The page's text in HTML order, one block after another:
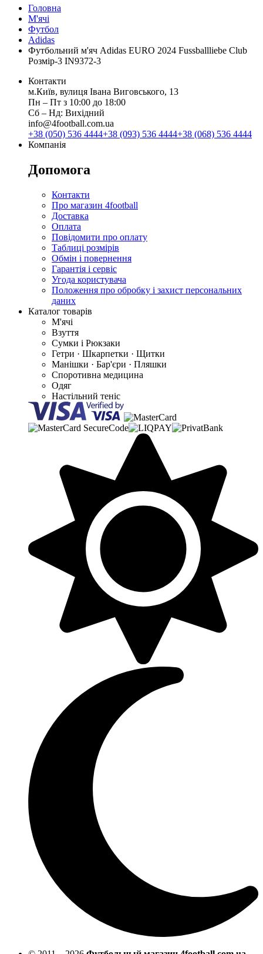
Головна
М'ячі
Футбол
Adidas
Футбольний м'яч Adidas EURO 2024 Fussballliebe Club
Розмір-3 IN9372-3
Контакти
м.Київ, вулиця Івана Виговського, 13
Пн ‒ Пт з 10:00 до 18:00
Сб ‒ Нд: Вихідний
info@4football.com.ua
+38 (050) 536 4444+38 (093) 536 4444+38 (068) 536 4444
Компанія
Допомога
Контакти
Про магазин 4football
Доставка
Оплата
Повідомити про оплату
Таблиці розмірів
Обмін і повернення
Гарантія і сервіс
Угода користувача
Положення про обробку і захист персональних
даних
Каталог товарів
М'ячі
Взуття
Сумки і Рюкзаки
Гетри · Шкарпетки · Щитки
Манішки · Бар'єри · Пляшки
Споротивна медицина
Одяг
Настільний теніс